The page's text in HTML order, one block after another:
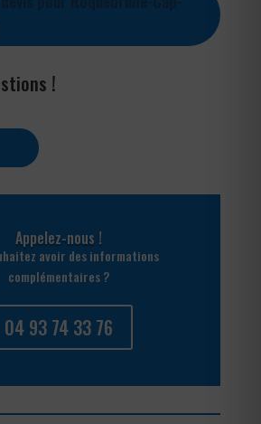
!
Appelez-nous !
avoir des informations
complémentaires ?
04 93 74 33 76